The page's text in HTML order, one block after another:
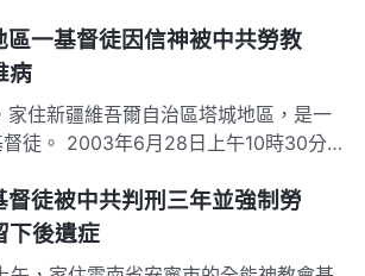
13日警察以「擾亂社會治安罪」非法判
至遼寧省瀋陽市馬三家教養院。 一進
區一基督徒因信神被中共勞教
病
住新疆維吾爾自治區塔城地區，是一
徒。 2003年6月28日上午10時30分左
派出所會議室，警察就信神之事審問丁
你信的全能神，也叫實際神，就是國家
督徒被中共判刑三年並強制勞
後遺症